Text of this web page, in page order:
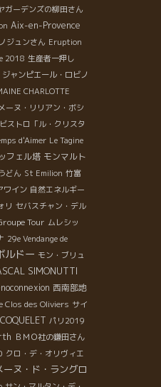
ガーデンズの柳田さん
Aix-en-Provence
ジュンさん Eruption
2018 生産者一押し
ジャンピエール・ロビノ
CHARLOTTE
ーヌ・リリアン・ボシ
ストロ「ル・クリスタ
d'Aimer Le Tagine
フェル塔 モンマルト
どん St Emilion 竹富
ワイン 自然エネルギー
リ セバスチャン・デル
Tour ムレシッ
29e Vendange de
ルドー モン・ブリュ
SIMONUTTI
西南部地
Clos des Oliviers サイ
パリ2019
ＢＭＯ社の鎌田さん
クロ・デ・オリヴィエ
ーヌ・ド・ラングロ